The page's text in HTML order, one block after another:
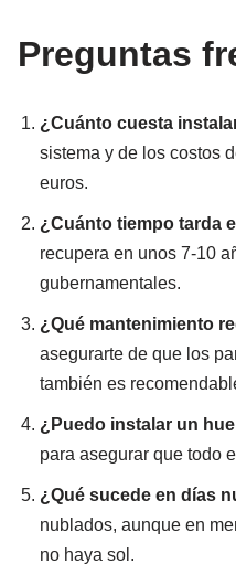
Preguntas
¿Cuánto cuesta
sistema y de los costos
euros.
¿Cuánto tiempo tarda
recupera en unos 7-10
gubernamentales.
¿Qué mantenimiento
asegurarte de que los
también es
¿Puedo instalar un
para asegurar que todo
¿Qué sucede en días
nublados, aunque en
no haya sol.